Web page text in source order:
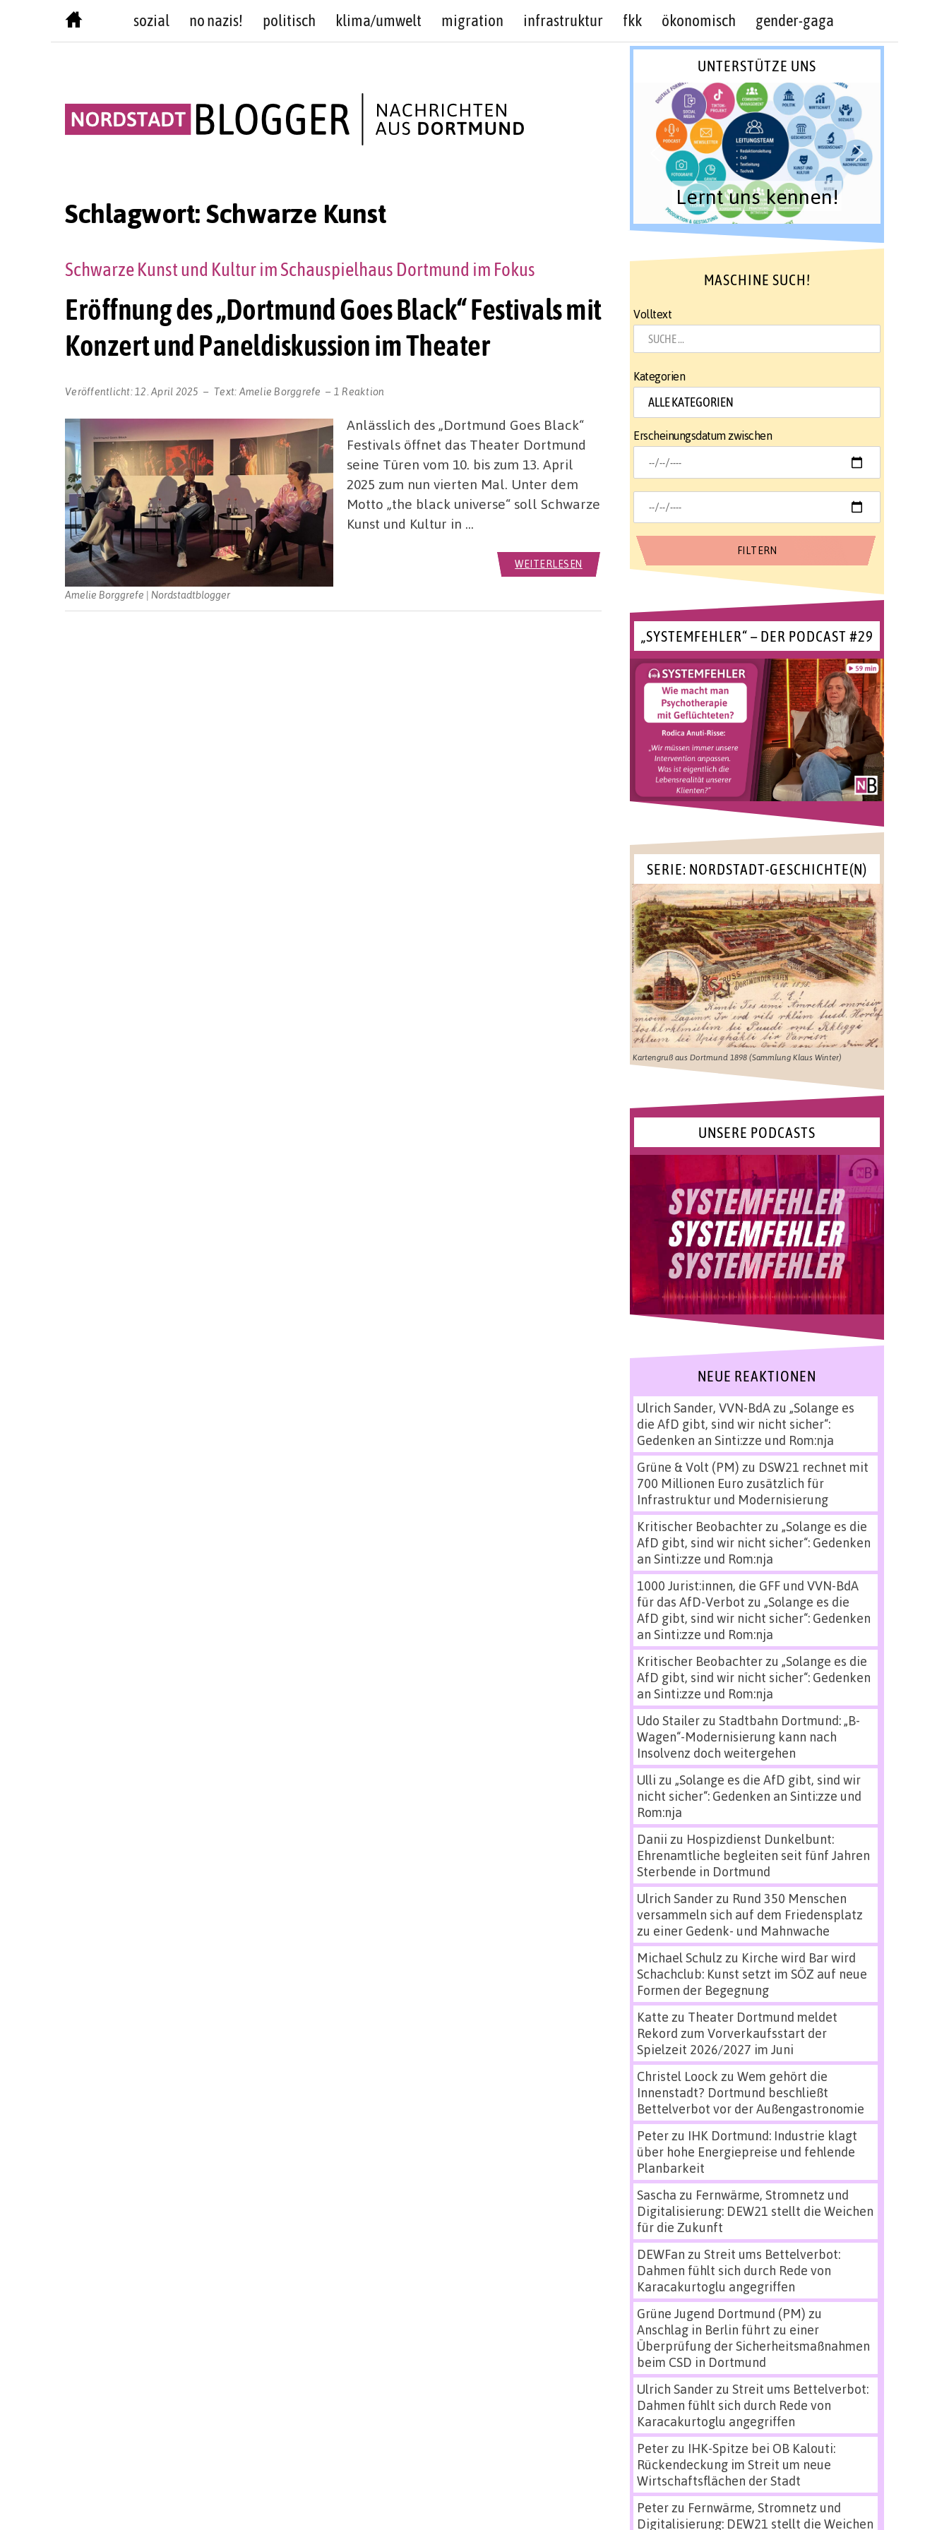
sozial no nazis! politisch klima/umwelt migration infrastruktur fkk ökonomisch gender-gaga
Schlagwort:Schwarze Kunst
Eröffnung des „Dortmund Goes Black“ Festivals mit
Konzert und Paneldiskussion im Theater
Schwarze Kunst und Kultur im Schauspielhaus Dortmund im Fokus
Veröffentlicht: 12. April 2025 Text: Amelie Borggrefe 1 Reaktion
Amelie Borggrefe | Nordstadtblogger
Anlässlich des „Dortmund Goes Black“
Festivals öffnet das Theater Dortmund
seine Türen vom 10. bis zum 13. April
2025 zum nun vierten Mal. Unter dem
Motto „the black universe“ soll Schwarze
Kunst und Kultur in …
WEITERLESEN
UNTERSTÜTZE UNS
Lernt uns kennen!
MASCHINE SUCH!
Volltext
Kategorien
Erscheinungsdatum zwischen
„SYSTEMFEHLER“ – DER PODCAST #29
SERIE: NORDSTADT-GESCHICHTE(N)
Kartengruß aus Dortmund 1898 (Sammlung Klaus Winter)
UNSERE PODCASTS
NEUE REAKTIONEN
Ulrich Sander, VVN-BdAzu „Solange es
die AfD gibt, sind wir nicht sicher“:
Gedenken an Sinti:zze und Rom:nja
Grüne & Volt (PM) zu DSW21 rechnet mit
700 Millionen Euro zusätzlich für
Infrastruktur und Modernisierung
Kritischer Beobachterzu „Solange es die
AfD gibt, sind wir nicht sicher“: Gedenken
an Sinti:zze und Rom:nja
1000 Jurist:innen, die GFF und VVN-BdA
für das AfD-Verbot zu „Solange es die
AfD gibt, sind wir nicht sicher“: Gedenken
an Sinti:zze und Rom:nja
Kritischer Beobachterzu „Solange es die
AfD gibt, sind wir nicht sicher“: Gedenken
an Sinti:zze und Rom:nja
Udo Stailerzu Stadtbahn Dortmund: „B-
Wagen“-Modernisierung kann nach
Insolvenz doch weitergehen
Ulli zu „Solange es die AfD gibt, sind wir
nicht sicher“: Gedenken an Sinti:zze und
Rom:nja
Danii zu Hospizdienst Dunkelbunt:
Ehrenamtliche begleiten seit fünf Jahren
Sterbende in Dortmund
Ulrich Sanderzu Rund 350 Menschen
versammeln sich auf dem Friedensplatz
zu einer Gedenk- und Mahnwache
Michael Schulz zu Kirche wird Bar wird
Schachclub: Kunst setzt im SÖZ auf neue
Formen der Begegnung
Katte zu Theater Dortmund meldet
Rekord zum Vorverkaufsstart der
Spielzeit 2026/2027 im Juni
Christel Loock zu Wem gehört die
Innenstadt? Dortmund beschließt
Bettelverbot vor der Außengastronomie
Peterzu IHK Dortmund: Industrie klagt
über hohe Energiepreise und fehlende
Planbarkeit
Sascha zu Fernwärme, Stromnetz und
Digitalisierung: DEW21 stellt die Weichen
für die Zukunft
DEWFan zu Streit ums Bettelverbot:
Dahmen fühlt sich durch Rede von
Karacakurtoglu angegriffen
Grüne Jugend Dortmund (PM) zu
Anschlag in Berlin führt zu einer
Überprüfung der Sicherheitsmaßnahmen
beim CSD in Dortmund
Ulrich Sanderzu Streit ums Bettelverbot:
Dahmen fühlt sich durch Rede von
Karacakurtoglu angegriffen
Peterzu IHK-Spitze bei OB Kalouti:
Rückendeckung im Streit um neue
Wirtschaftsflächen der Stadt
Peterzu Fernwärme, Stromnetz und
Digitalisierung: DEW21 stellt die Weichen